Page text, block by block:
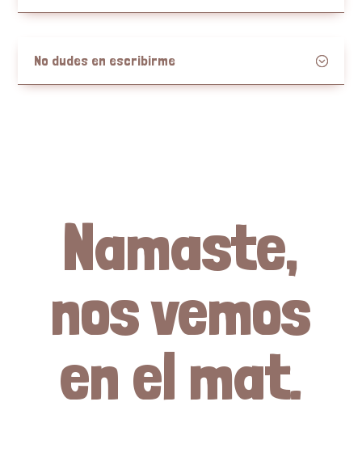
No dudes en escribirme
Namaste,
nos vemos
en el mat.